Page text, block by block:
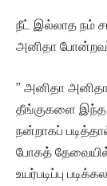
நீட் இல்லாத நம்
அனிதா
” அனிதா
தீங்குகளை இந்த
நன்றாகப்
போகத்
உயர்படிப்பு